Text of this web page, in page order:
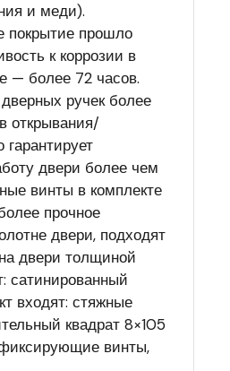
и меди).
покрытие прошло
к коррозии в
— более 72 часов.
ручек более
открывания/
гарантирует
двери более чем
винты в комплекте
прочное
двери, подходят
двери толщиной
сатинированный
входят: стяжные
квадрат 8×105
винты,